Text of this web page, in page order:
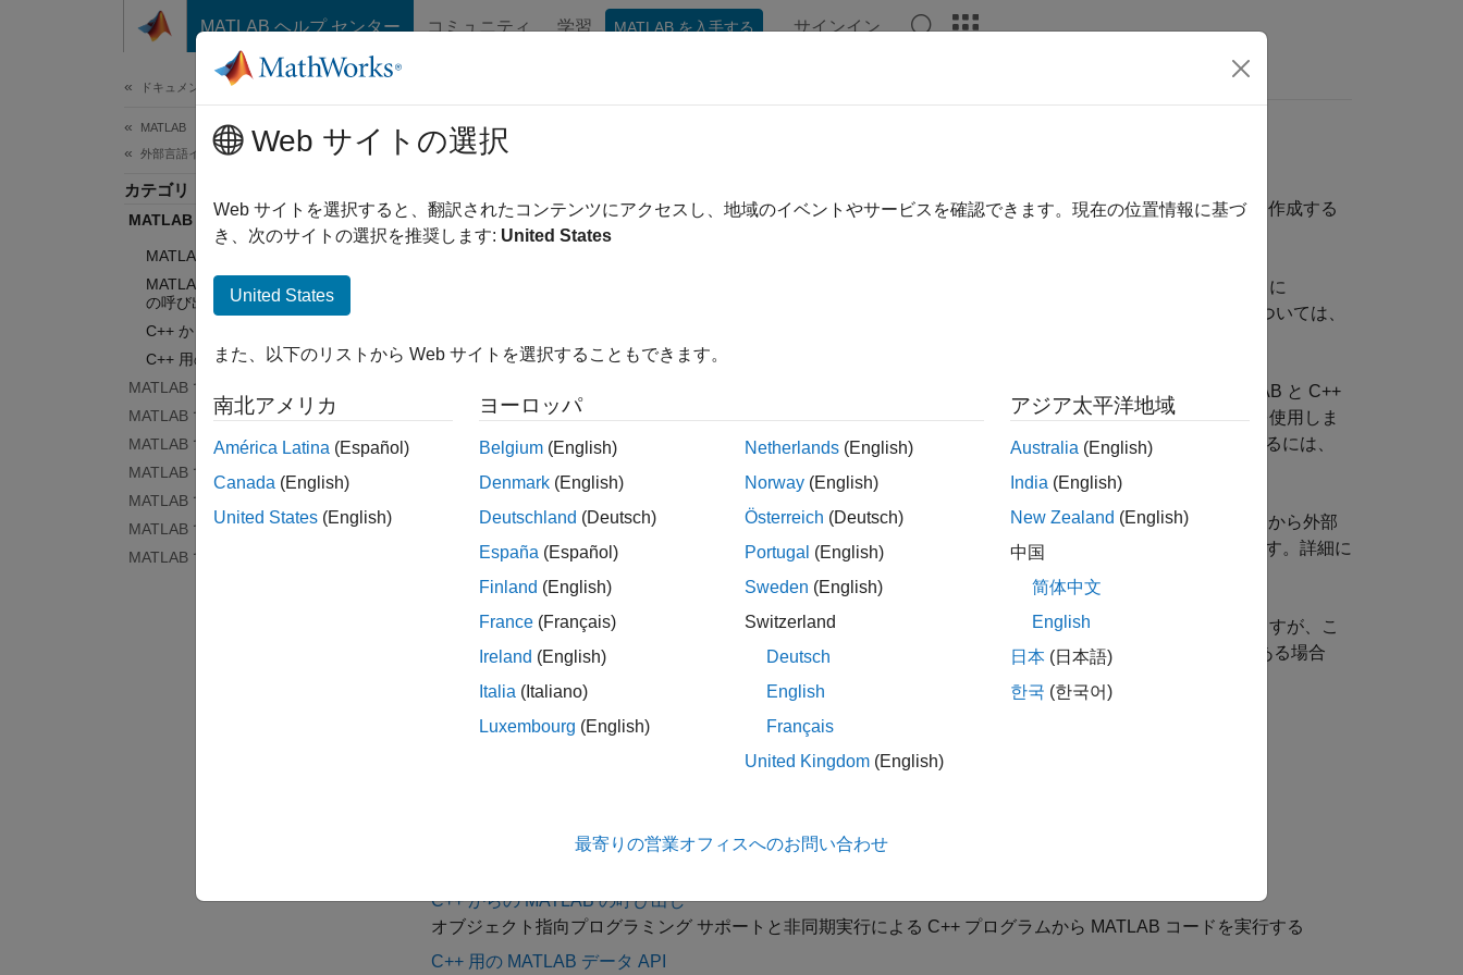
コンテンツへスキップ
MATLAB ヘルプ センター コミュニティ 学習 MATLAB を入手する サインイン
ドキュメンテーションのホーム
MATLAB
外部言語インターフェイス
カテゴリ
MATLAB での C++
MATLAB からの C/C++ の呼び出し
MATLAB からの C/C++ MEX 関数
の呼び出し
C++ からの MATLAB の呼び出し
C++ 用の MATLAB データ API
MATLAB での Java
MATLAB での Python
MATLAB での .NET
MATLAB での COM
MATLAB での Web サービス
MATLAB での C
MATLAB での Fortran
MATLAB
MATLAB® から C++ ライブラリの機能を直接呼び出すか MATLAB 関数を呼び出す最新の C++ プログラムを作成する
C/C++ と MATLAB を接続する方法はいくつかあります。
共有ライブラリ — 機能をエクスポートする C または C++ 共有ライブラリがある場合、そのライブラリに
MATLAB インターフェイスをビルドしてパッケージ化し、MATLAB ユーザーと共有できます。詳細については、
C++ からの MATLAB へのアクセス — MATLAB を起動し、引数をもつ MATLAB 関数を評価し、MATLAB と C++
プログラム間でデータを交換する C++ プログラムを作成するには、C++ 用の MATLAB エンジン API を使用しま
す。詳細については、
C++ からの MATLAB の呼び出しを参照してください。MATLAB データを使用するには、
MATLAB (MEX ファイル) からの C++ コードの実行 — C++ プログラムの効率性を備え、かつ MATLAB から外部
関数および外部ライブラリにアクセスできる MATLAB 関数を作成するには、C++ MEX API を使用します。詳細に
を参照してください。
一部の既存のコードは関数 を呼び出すか、
を含める C インターフェイスを使用しますが、こ
れらのインターフェイスでは C++ 言語サポートが制限されています。このようなコードを維持する必要がある場合
カテゴリ
MATLAB からの C/C++ MEX 関数の呼び出し
C++ からの MATLAB の呼び出し
オブジェクト指向プログラミング サポートと非同期実行による C++ プログラムから MATLAB コードを実行する
C++ 用の MATLAB データ API
Web サイトの選択
Web サイトを選択すると、翻訳されたコンテンツにアクセスし、地域のイベントやサービスを確認できます。現在の位置情報に基づ
き、次のサイトの選択を推奨します: United States
United States
また、以下のリストから Web サイトを選択することもできます。
南北アメリカ
América Latina (Español)
Canada (English)
United States (English)
ヨーロッパ
Belgium (English)
Denmark (English)
Deutschland (Deutsch)
España (Español)
Finland (English)
France (Français)
Ireland (English)
Italia (Italiano)
Luxembourg (English)
Netherlands (English)
Norway (English)
Österreich (Deutsch)
Portugal (English)
Sweden (English)
Switzerland
Deutsch
English
Français
United Kingdom (English)
アジア太平洋地域
Australia (English)
India (English)
New Zealand (English)
中国
简体中文
English
日本 (日本語)
한국 (한국어)
最寄りの営業オフィスへのお問い合わせ